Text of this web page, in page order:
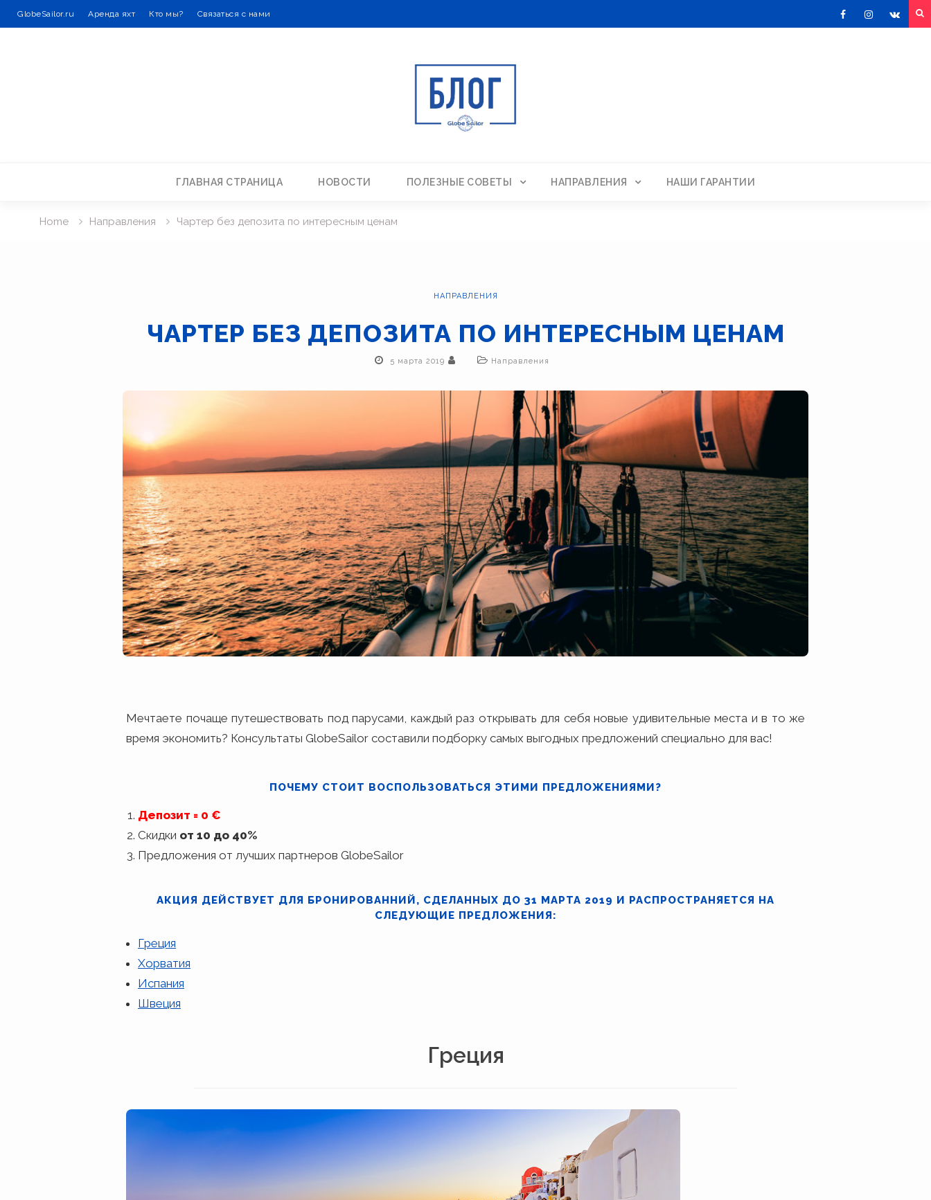
GlobeSailor.ru Аренда яхт Кто мы? Связаться с нами
ГЛАВНАЯ СТРАНИЦА НОВОСТИ ПОЛЕЗНЫЕ СОВЕТЫ НАПРАВЛЕНИЯ НАШИ ГАРАНТИИ
Home Направления Чартер без депозита по интересным ценам
НАПРАВЛЕНИЯ
ЧАРТЕР БЕЗ ДЕПОЗИТА ПО ИНТЕРЕСНЫМ ЦЕНАМ
5 марта 2019 Направления
Мечтаете почаще путешествовать под парусами, каждый раз открывать для себя новые удивительные места и в то же
время экономить? Консультаты GlobeSailor составили подборку самых выгодных предложений специально для вас!
ПОЧЕМУ СТОИТ ВОСПОЛЬЗОВАТЬСЯ ЭТИМИ ПРЕДЛОЖЕНИЯМИ?
Депозит = 0 €
Скидки от 10 до 40%
Предложения от лучших партнеров GlobeSailor
АКЦИЯ ДЕЙСТВУЕТ ДЛЯ БРОНИРОВАННИЙ, СДЕЛАННЫХ ДО 31 МАРТА 2019 И РАСПРОСТРАНЯЕТСЯ НА
СЛЕДУЮЩИЕ ПРЕДЛОЖЕНИЯ:
Греция
Хорватия
Испания
Швеция
Греция